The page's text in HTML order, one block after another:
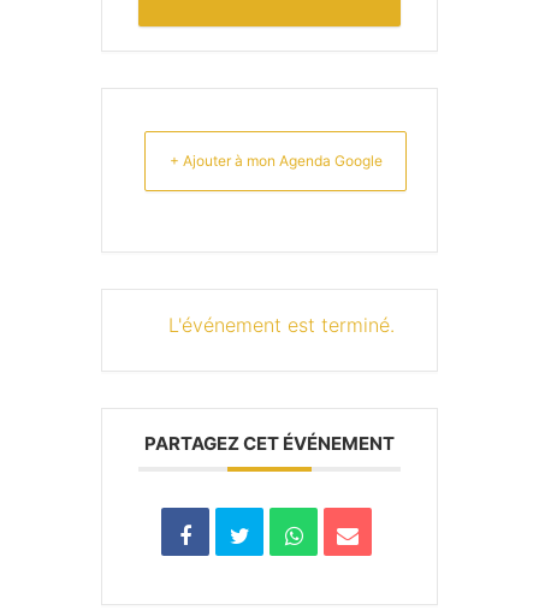
+ Ajouter à mon Agenda Google
L'événement est terminé.
PARTAGEZ CET ÉVÉNEMENT